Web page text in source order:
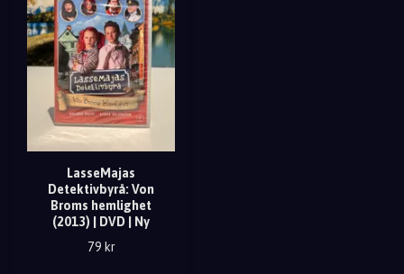
LasseMajas
Detektivbyrå: Von
Broms hemlighet
(2013) | DVD | Ny
79 kr